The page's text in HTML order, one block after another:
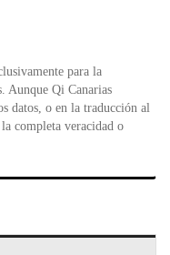
para la
Aunque Qi Canarias
datos, o en la traducción al
completa veracidad o